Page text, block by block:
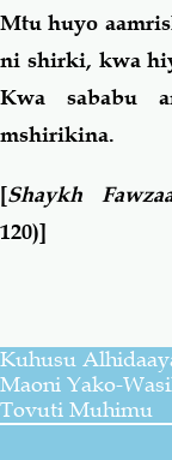
Mtu huyo
ni shirki, kwa
Kwa sababu
mshirikina.
[Shaykh
120)]
Kuhusu
Maoni Yako-
Tovuti Muhimu